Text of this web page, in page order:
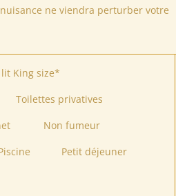
ne viendra perturber votre
lit King size*
Toilettes privatives
Non fumeur
Petit déjeuner